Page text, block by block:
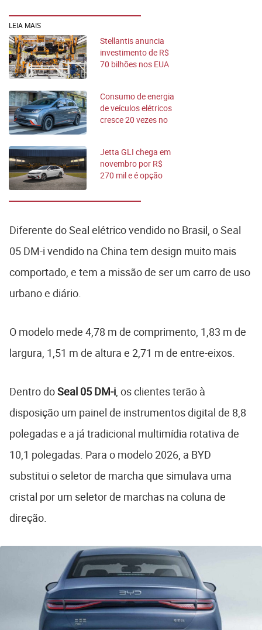
LEIA MAIS
Stellantis anuncia
investimento de R$
70 bilhões nos EUA
Consumo de energia
de veículos elétricos
cresce 20 vezes no
Jetta GLI chega em
novembro por R$
270 mil e é opção
Diferente do Seal elétrico vendido no Brasil, o Seal
05 DM-i vendido na China tem design muito mais
comportado, e tem a missão de ser um carro de uso
urbano e diário.
O modelo mede 4,78 m de comprimento, 1,83 m de
largura, 1,51 m de altura e 2,71 m de entre-eixos.
Dentro doSeal 05 DM-i , os clientes terão à
disposição um painel de instrumentos digital de 8,8
polegadas e a já tradicional multimídia rotativa de
10,1 polegadas. Para o modelo 2026, a BYD
substitui o seletor de marcha que simulava uma
cristal por um seletor de marchas na coluna de
direção.